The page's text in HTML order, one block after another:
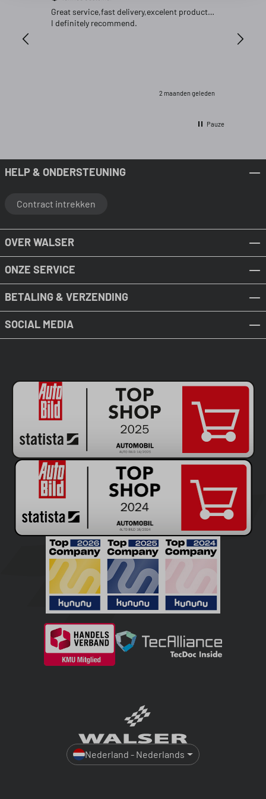
Great service,fast delivery,excelent product…
I definitely recommend.
2 maanden geleden
Pauze
HELP & ONDERSTEUNING
Contract intrekken
OVER WALSER
ONZE SERVICE
BETALING & VERZENDING
SOCIAL MEDIA
Nederland - Nederlands